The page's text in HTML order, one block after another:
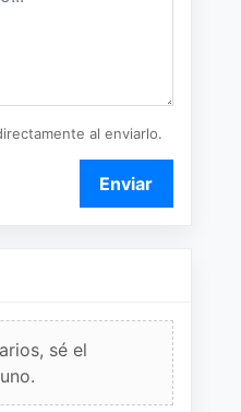
al enviarlo.
Enviar
sé el